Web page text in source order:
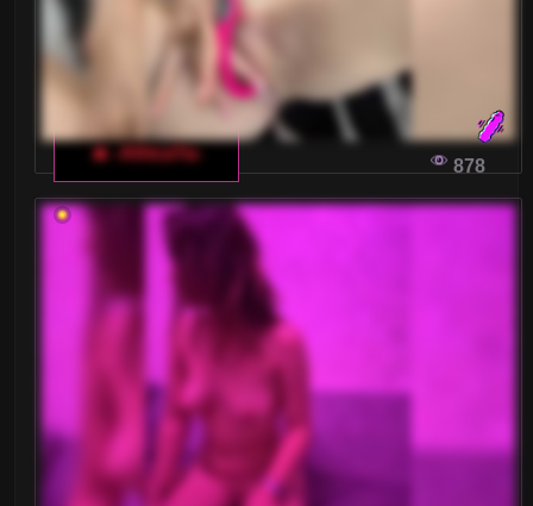
NAJROMANTYCZNIEJSZE MOMENTY Z
WŁOSKIEGO CZATU DLA DOROSŁYCH
Włochy to kraj miłości i romantyzmu, a włoski
czat dla dorosłych jest miejscem, gdzie te
uczucia przeplatają się z intensywnymi
emocjami. Przyjdź na nasz polski czat z
modelkami przed kamerką, aby poznać magię
tych chwil na własnej skórze.
DLACZEGO WŁOSKI CZAT DLA
DOROSŁYCH JEST IDEALNYM MIEJSCEM
NA ZACZĘCIE PRZYGODY Z WEBCAM-
SEXEM
🔥 -AfricaYa-
878